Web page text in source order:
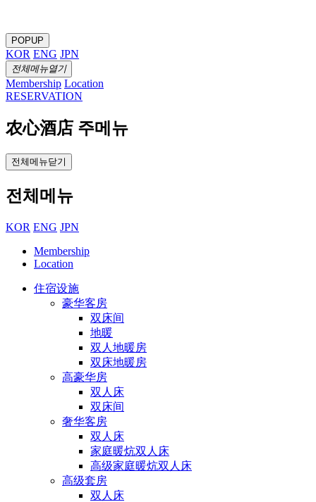
POPUP
KOR ENG JPN
전체메뉴열기
Membership Location
RESERVATION
农心酒店 주메뉴
전체메뉴닫기
전체메뉴
KOR ENG JPN
Membership
Location
住宿设施
豪华客房
双床间
地暖
双人地暖房
双床地暖房
高豪华房
双人床
双床间
奢华客房
双人床
家庭暖炕双人床
高级家庭暖炕双人床
高级套房
双人床